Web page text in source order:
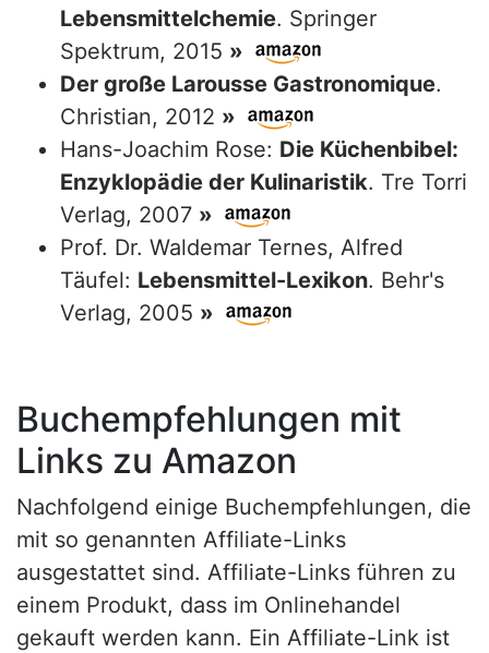
Lebensmittelchemie. Springer
Spektrum, 2015 »
Der große Larousse Gastronomique.
Christian, 2012 »
Hans-Joachim Rose: Die Küchenbibel:
Enzyklopädie der Kulinaristik. Tre Torri
Verlag, 2007 »
Prof. Dr. Waldemar Ternes, Alfred
Täufel: Lebensmittel-Lexikon. Behr's
Verlag, 2005 »
Buchempfehlungen mit
Links zu Amazon
Nachfolgend einige Buchempfehlungen, die
mit so genannten Affiliate-Links
ausgestattet sind. Affiliate-Links führen zu
einem Produkt, dass im Onlinehandel
gekauft werden kann. Ein Affiliate-Link ist